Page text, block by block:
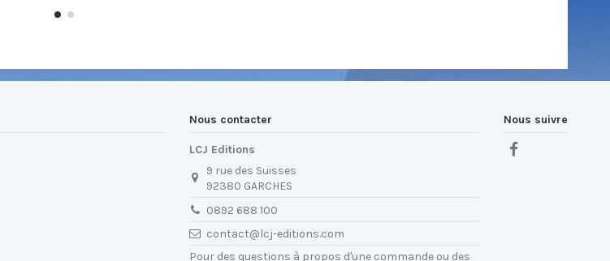
Nous contacter
LCJ Editions
9 rue des Suisses
92380 GARCHES
0892 688 100
contact@lcj-editions.com
Pour des questions à propos d'une commande ou des
Nous suivre